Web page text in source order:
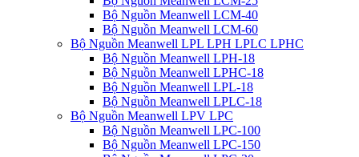
Bộ Nguồn Meanwell LCM-40
Bộ Nguồn Meanwell LCM-60
Bộ Nguồn Meanwell LPL LPH LPLC LPHC
Bộ Nguồn Meanwell LPH-18
Bộ Nguồn Meanwell LPHC-18
Bộ Nguồn Meanwell LPL-18
Bộ Nguồn Meanwell LPLC-18
Bộ Nguồn Meanwell LPV LPC
Bộ Nguồn Meanwell LPC-100
Bộ Nguồn Meanwell LPC-150